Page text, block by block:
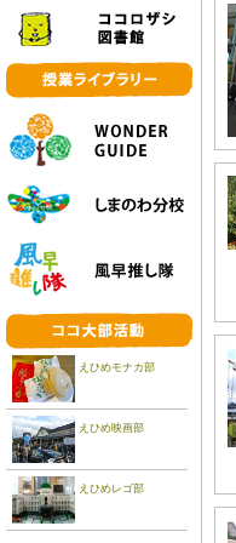
えひめモナカ部
えひめ映画部
えひめレゴ部